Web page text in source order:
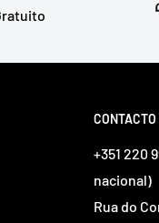
+351 220
nacional)
Rua do